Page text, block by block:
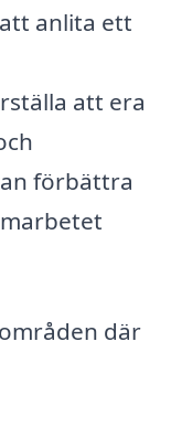
anlita ett
att era
förbättra
där